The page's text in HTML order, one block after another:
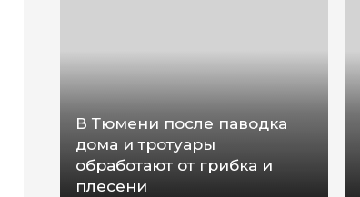
В Тюмени после паводка
дома и тротуары
обработают от грибка и
плесени